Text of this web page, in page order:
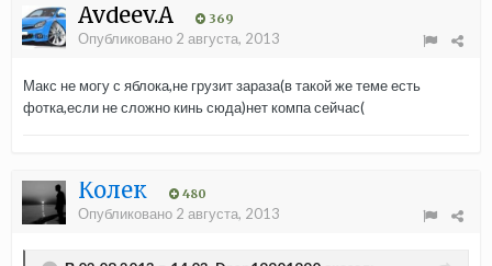
Avdeev.A 369
Опубликовано 2 августа, 2013
Макс не могу с яблока,не грузит зараза(в такой же теме есть
фотка,если не сложно кинь сюда)нет компа сейчас(
Колек 480
Опубликовано 2 августа, 2013